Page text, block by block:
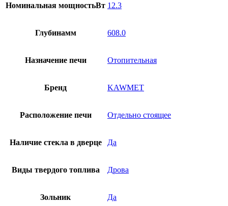
Номинальная мощностьВт 12.3
Глубинамм 608.0
Назначение печи Отопительная
Бренд KAWMET
Расположение печи Отдельно стоящее
Наличие стекла в дверце Да
Виды твердого топлива Дрова
Зольник Да